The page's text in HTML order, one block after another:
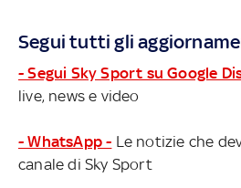
Segui tutti gli
- Segui Sky Sport su Google
live, news e video
- WhatsApp - Le notizie che
canale di Sky Sport